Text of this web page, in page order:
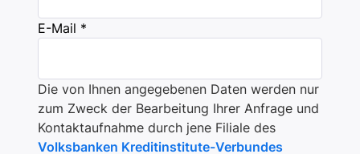
E-Mail *
Die von Ihnen angegebenen Daten werden nur
zum Zweck der Bearbeitung Ihrer Anfrage und
Kontaktaufnahme durch jene Filiale des
Volksbanken Kreditinstitute-Verbundes